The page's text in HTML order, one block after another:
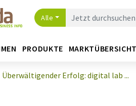
Alle
PRODUKTE
Überwältigender Erfolg: digital lab ...